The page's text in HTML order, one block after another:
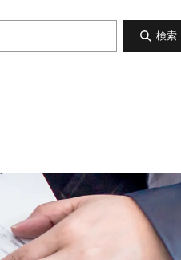
検索